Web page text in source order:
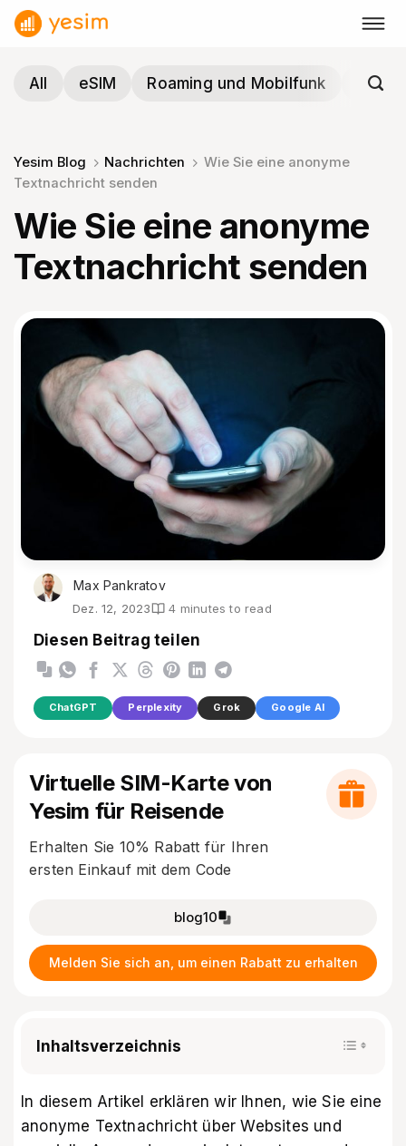
Zum
Inhalt
All
eSIM Roaming und Mobilfunk
Yesim Blog Nachrichten
Wie Sie eine anonyme
Textnachricht senden
Wie Sie eine anonyme
Textnachricht senden
Max Pankratov
Dez. 12, 2023 4 minutes to read
Diesen Beitrag teilen
ChatGPT Perplexity Grok Google AI
Virtuelle SIM-Karte von
Yesim für Reisende
Erhalten Sie 10% Rabatt für Ihren
ersten Einkauf mit dem Code
blog10
Melden Sie sich an, um einen Rabatt zu erhalten
Inhaltsverzeichnis
In diesem Artikel erklären wir Ihnen, wie Sie eine
anonyme Textnachricht über Websites und